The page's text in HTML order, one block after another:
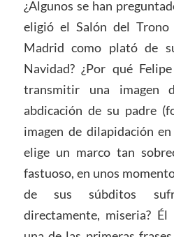
¿Algunos se han
eligió el Salón del
Madrid como plató de
Navidad? ¿Por qué
transmitir una imagen
abdicación de su padre
imagen de dilapidación
elige un marco tan
fastuoso, en unos
de sus súbditos
directamente, miseria?